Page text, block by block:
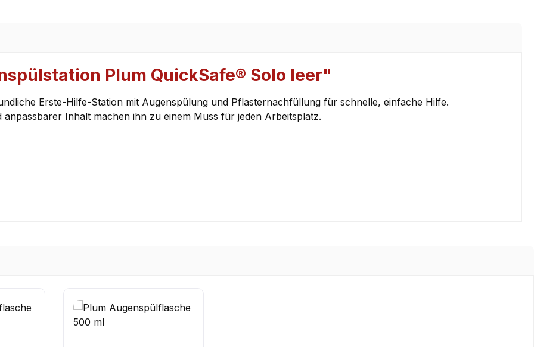
Plum QuickSafe® Solo leer"
Erste-Hilfe-Station mit Augenspülung und Pflasternachfüllung für schnelle, einfache Hilfe.
Inhalt machen ihn zu einem Muss für jeden Arbeitsplatz.